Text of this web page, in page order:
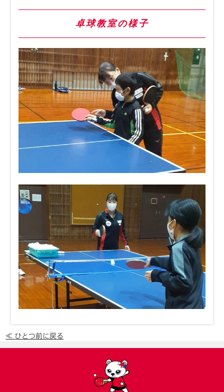
卓球教室の様子
≪ ひとつ前に戻る